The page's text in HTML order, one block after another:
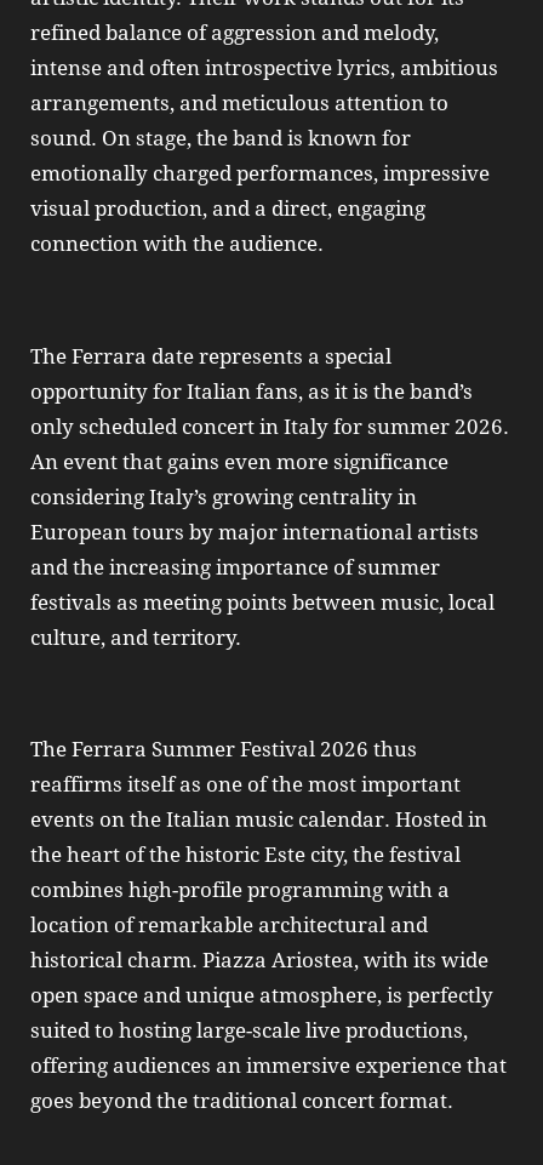
refined balance of aggression and melody,
intense and often introspective lyrics, ambitious
arrangements, and meticulous attention to
sound. On stage, the band is known for
emotionally charged performances, impressive
visual production, and a direct, engaging
connection with the audience.
The Ferrara date represents a special
opportunity for Italian fans, as it is the band’s
only scheduled concert in Italy for summer 2026.
An event that gains even more significance
considering Italy’s growing centrality in
European tours by major international artists
and the increasing importance of summer
festivals as meeting points between music, local
culture, and territory.
The Ferrara Summer Festival 2026 thus
reaffirms itself as one of the most important
events on the Italian music calendar. Hosted in
the heart of the historic Este city, the festival
combines high-profile programming with a
location of remarkable architectural and
historical charm. Piazza Ariostea, with its wide
open space and unique atmosphere, is perfectly
suited to hosting large-scale live productions,
offering audiences an immersive experience that
goes beyond the traditional concert format.